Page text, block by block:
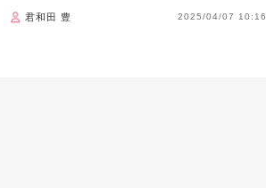
君和田 豊 2025/04/07 10:16